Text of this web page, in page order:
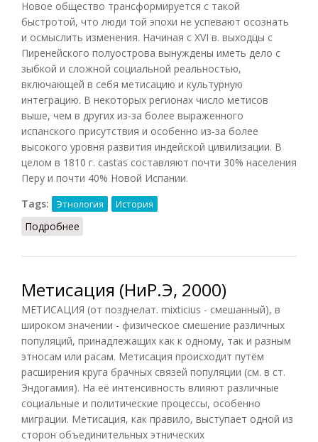
Новое общество трансформируется с такой
быстротой, что люди той эпохи не успевают осознать
и осмыслить изменения. Начиная с XVI в. выходцы с
Пиренейского полуострова вынуждены иметь дело с
зыбкой и сложной социальной реальностью,
включающей в себя метисацию и культурную
интеграцию. В некоторых регионах число метисов
выше, чем в других из-за более выраженного
испанского присутствия и особенно из-за более
высокого уровня развития индейской цивилизации. В
целом в 1810 г. castas составляют почти 30% населения
Перу и почти 40% Новой Испании.
Tags:
Этнология История
Подробнее
Метисация (НиР.Э, 2000)
МЕТИСАЦИЯ (от позднелат. mixticius - смешанный), в
широком значении - физическое смешение различных
популяций, принадлежащих как к одному, так и разным
этносам или расам. Метисация происходит путём
расширения круга брачных связей популяции (см. в ст.
Эндогамия). На её интенсивность влияют различные
социальные и политические процессы, особенно
миграции. Метисация, как правило, выступает одной из
сторон объединительных этнических